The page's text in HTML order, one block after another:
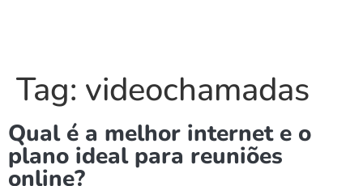
Tag: videochamadas
Qual é a melhor internet e o
plano ideal para reuniões
online?